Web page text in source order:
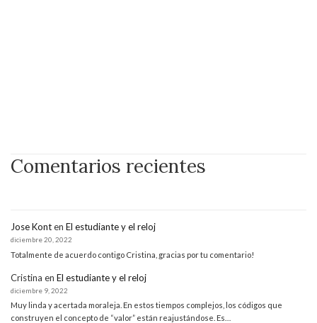
Comentarios recientes
Jose Konten El estudiante y el reloj
diciembre 20, 2022
Totalmente de acuerdo contigo Cristina, gracias por tu comentario!
Cristina en El estudiante y el reloj
diciembre 9, 2022
Muy linda y acertada moraleja. En estos tiempos complejos, los códigos que
construyen el concepto de “valor” están reajustándose. Es…